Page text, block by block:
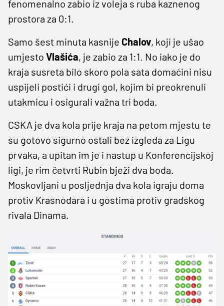
fenomenalno zabio iz voleja s ruba kaznenog
prostora za 0:1.
Samo šest minuta kasnije Chalov, koji je ušao
umjesto Vlašića, je zabio za 1:1. No iako je do
kraja susreta bilo skoro pola sata domaćini nisu
uspijeli postići i drugi gol, kojim bi preokrenuli
utakmicu i osigurali važna tri boda.
CSKA je dva kola prije kraja na petom mjestu te
su gotovo sigurno ostali bez izgleda za Ligu
prvaka, a upitan im je i nastup u Konferencijskoj
ligi, je rim četvrti Rubin bježi dva boda.
Moskovljani u posljednja dva kola igraju doma
protiv Krasnodara i u gostima protiv gradskog
rivala Dinama.